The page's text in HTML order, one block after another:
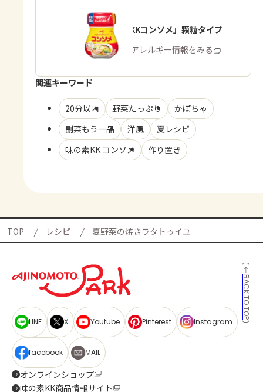
「味の素KKコンソメ」顆粒タイプ
商品・アレルギー情報をみる
関連キーワード
20分以内 野菜たっぷり
かぼちゃ
副菜もう一品
洋風
夏レシピ
味の素KK コンソメ
作り置き
TOP レシピ 夏野菜の焼きラタトゥイユ
BACK TO TOP
LINE X Youtube Pinterest Instagram
facebook MAIL
オンラインショップ
味の素KK商品情報サイト